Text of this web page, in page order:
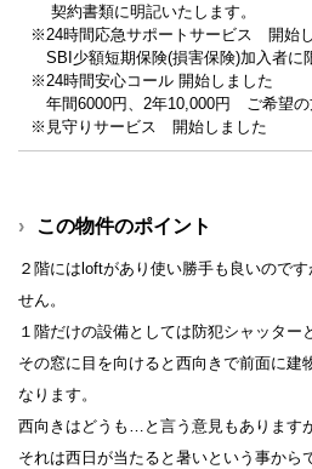
契約書類に明記いたします。
※24時間応急サポートサービス 開始
SBI少額短期保険(損害保険)加入者に
※24時間安心コール 開始しました
年間6000円、2年10,000円 ご希望の
※見守りサービス 開始しました
この物件のポイント
２階にはloftがあり使い勝手も良いので
せん。
１階だけの設備としては防犯シャッター
その窓に目を向けると西向きで前面に建
なります。
西向きはどうも…と言う意見もあります
それは西日が当たると暑いという事から